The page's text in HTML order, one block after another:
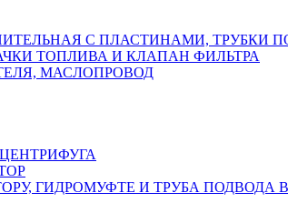
С ПЛАСТИНАМИ, ТРУБКИ
ТОПЛИВА И КЛАПАН ФИЛЬТРА
МАСЛОПРОВОД
ГИДРОМУФТЕ И ТРУБА ПОДВОДА